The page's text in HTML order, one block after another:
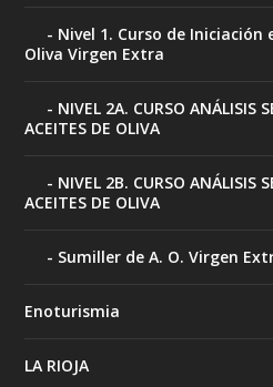
Nivel 1. Curso de Iniciación
Oliva Virgen Extra
NIVEL 2A. CURSO ANÁLISIS
ACEITES DE OLIVA
NIVEL 2B. CURSO ANÁLISIS
ACEITES DE OLIVA
Sumiller de A. O. Virgen
Enoturismia
LA RIOJA